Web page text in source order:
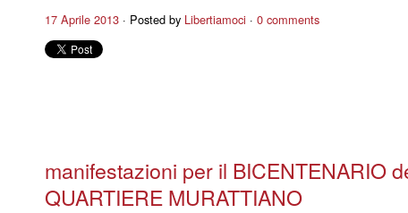
17 Aprile 2013 Posted by Libertiamoci 0 comments
manifestazioni per il BICENTENARIO
QUARTIERE MURATTIANO